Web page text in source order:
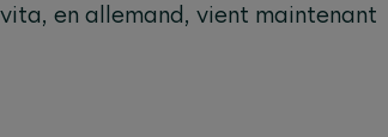
en allemand, vient maintenant